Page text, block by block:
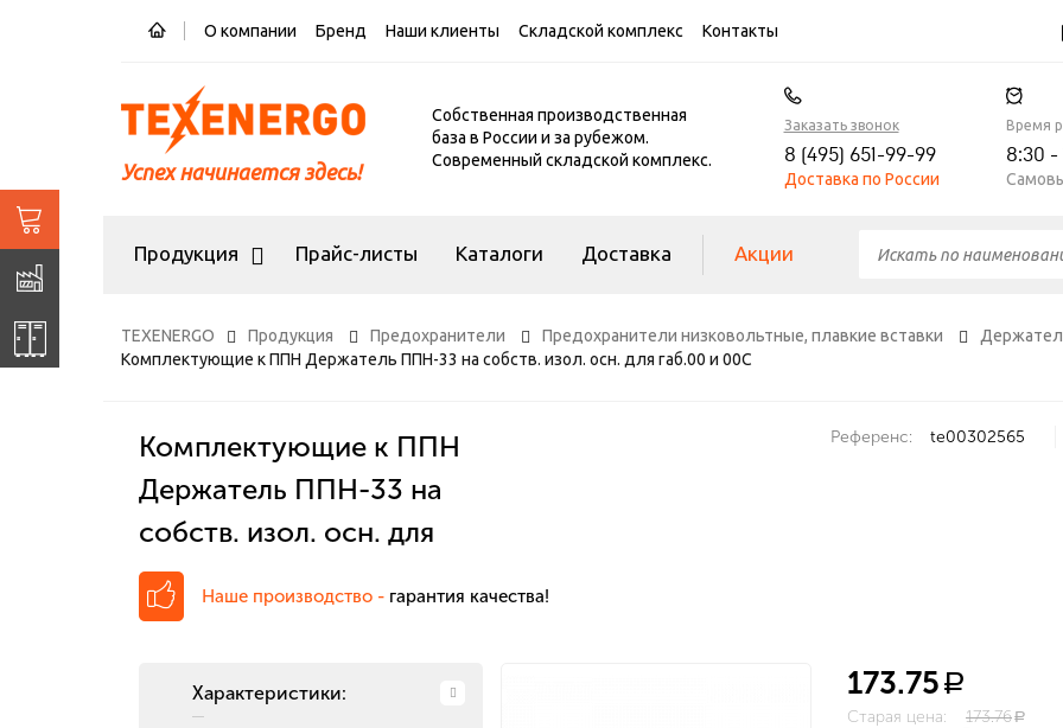
О компании Бренд Наши клиенты Складской комплекс Контакты
Успех начинается здесь!
Собственная производственная
база в России и за рубежом.
Современный складской комплекс.
Заказать звонок
8 (495) 651-99-99
Доставка по России
Время
8:30 -
Продукция Прайс-листы Каталоги Доставка Акции
TEXENERGO Продукция Предохранители Предохранители низковольтные, плавкие вставки
Комплектующие к ППН Держатель ППН-33 на собств. изол. осн. для габ.00 и 00С
Комплектующие к ППН
Держатель ППН-33 на
собств. изол. осн. для
габ.00 и 00С
Референс: te00302565
Наше производство - гарантия качества!
Характеристики: 173.75 a
Старая цена: 173.76 a